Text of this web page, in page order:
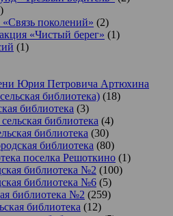
поколений» (2)
«Чистый берег» (1)
(1)
Юрия Петровича Артюхина
библиотека) (18)
библиотека (3)
библиотека (4)
библиотека (30)
библиотека (80)
поселка Решоткино (1)
библиотека №2 (100)
библиотека №6 (5)
библиотека №2 (259)
библиотека (12)